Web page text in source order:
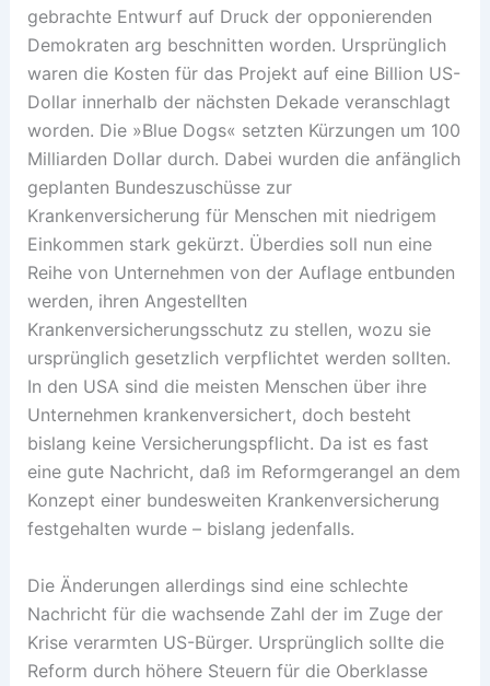
gebrachte Entwurf auf Druck der opponierenden
Demokraten arg beschnitten worden. Ursprünglich
waren die Kosten für das Projekt auf eine Billion US-
Dollar innerhalb der nächsten Dekade veranschlagt
worden. Die »Blue Dogs« setzten Kürzungen um 100
Milliarden Dollar durch. Dabei wurden die anfänglich
geplanten Bundeszuschüsse zur
Krankenversicherung für Menschen mit niedrigem
Einkommen stark gekürzt. Überdies soll nun eine
Reihe von Unternehmen von der Auflage entbunden
werden, ihren Angestellten
Krankenversicherungsschutz zu stellen, wozu sie
ursprünglich gesetzlich verpflichtet werden sollten.
In den USA sind die meisten Menschen über ihre
Unternehmen krankenversichert, doch besteht
bislang keine Versicherungspflicht. Da ist es fast
eine gute Nachricht, daß im Reformgerangel an dem
Konzept einer bundesweiten Krankenversicherung
festgehalten wurde – bislang jedenfalls.
Die Änderungen allerdings sind eine schlechte
Nachricht für die wachsende Zahl der im Zuge der
Krise verarmten US-Bürger. Ursprünglich sollte die
Reform durch höhere Steuern für die Oberklasse